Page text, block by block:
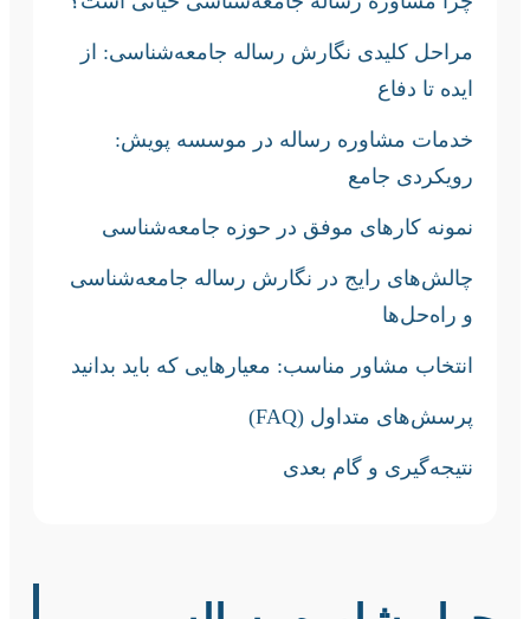
مراحل کلیدی نگارش رساله جامعه‌شناسی: از
ایده تا دفاع
خدمات مشاوره رساله در موسسه پویش:
رویکردی جامع
نمونه کارهای موفق در حوزه جامعه‌شناسی
چالش‌های رایج در نگارش رساله جامعه‌شناسی
و راه‌حل‌ها
انتخاب مشاور مناسب: معیارهایی که باید بدانید
پرسش‌های متداول (FAQ)
نتیجه‌گیری و گام بعدی